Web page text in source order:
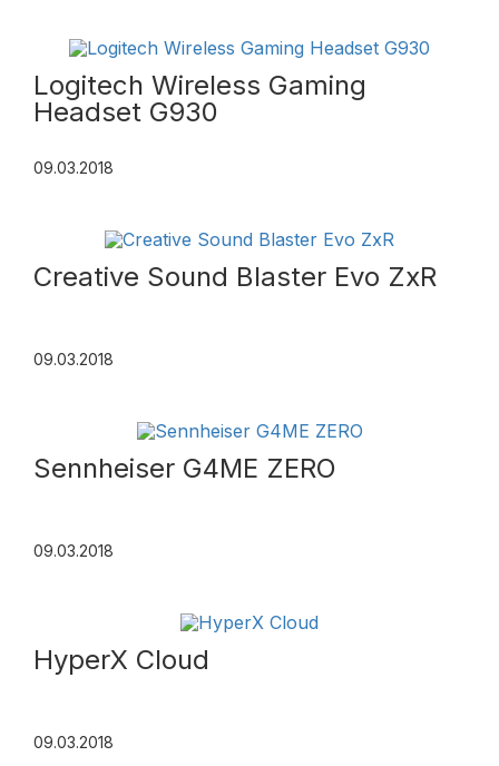
Logitech Wireless Gaming
Headset G930
09.03.2018
Creative Sound Blaster Evo ZxR
09.03.2018
Sennheiser G4ME ZERO
09.03.2018
HyperX Cloud
09.03.2018